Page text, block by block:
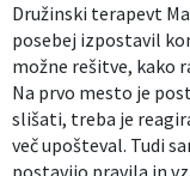
Družinski terapevt
posebej izpostavil
možne rešitve, kako
Na prvo mesto je
slišati, treba je
več upošteval. Tudi